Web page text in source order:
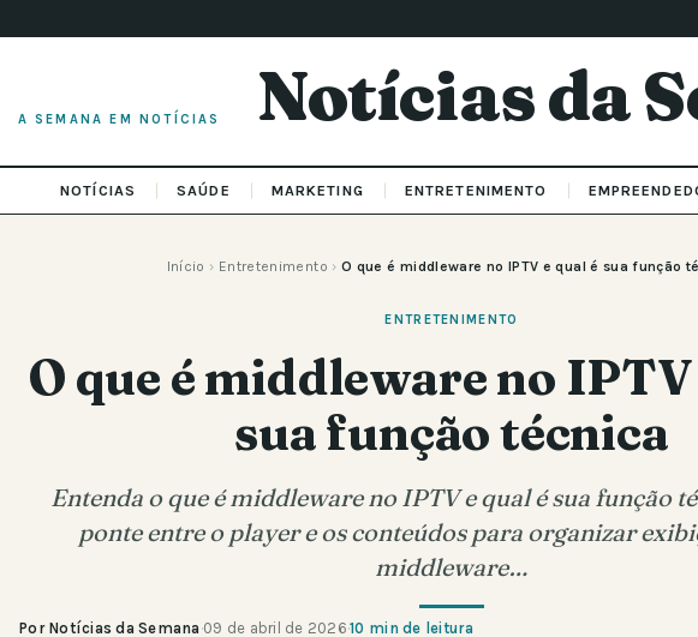
A SEMANA EM NOTÍCIAS Notícias da
NOTÍCIAS SAÚDE MARKETING ENTRETENIMENTO
Início › Entretenimento › O que é middleware no IPTV e qual é sua função
ENTRETENIMENTO
O que é middleware no IPTV
sua função técnica
Entenda o que é middleware no IPTV e qual é sua função
ponte entre o player e os conteúdos para organizar
middleware…
Por Notícias da Semana ·09 de abril de 2026·10 min de leitura